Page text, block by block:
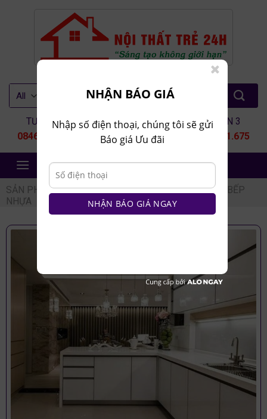
TƯ VẤN 1
0846.80.9999
TƯ VẤN 2
0935.435.286
TƯ VẤN 3
0964.651.675
NỘI THẤT TRẺ 24H
SẢN PHẨM / NỘI THẤT NHÀ BẾP / TỦ BẾP / TỦ BẾP
NHỰA
NHẬN BÁO GIÁ
Nhập số điện thoại, chúng tôi sẽ gửi
Báo giá Ưu đãi
NHẬN BÁO GIÁ NGAY